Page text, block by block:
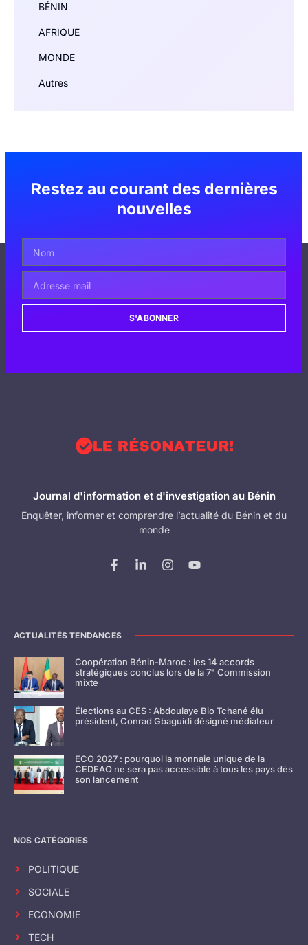
BÉNIN
AFRIQUE
MONDE
Autres
Restez au courant des dernières
nouvelles
S'ABONNER
Journal d'information et d'investigation au Bénin
Enquêter, informer et comprendre l’actualité du Bénin et du
monde
ACTUALITÉS TENDANCES
Coopération Bénin-Maroc : les 14 accords
stratégiques conclus lors de la 7ᵉ Commission
mixte
Élections au CES : Abdoulaye Bio Tchané élu
président, Conrad Gbaguidi désigné médiateur
ECO 2027 : pourquoi la monnaie unique de la
CEDEAO ne sera pas accessible à tous les pays dès
son lancement
NOS CATÉGORIES
POLITIQUE
SOCIALE
ECONOMIE
TECH